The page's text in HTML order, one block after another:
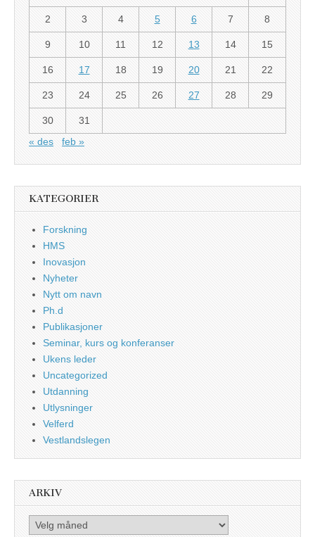
2 3 4 5 6 7 8
9 10 11 12 13 14 15
16 17 18 19 20 21 22
23 24 25 26 27 28 29
30
31
« des
feb »
KATEGORIER
Forskning
HMS
Inovasjon
Nyheter
Nytt om navn
Ph.d
Publikasjoner
Seminar, kurs og konferanser
Ukens leder
Uncategorized
Utdanning
Utlysninger
Velferd
Vestlandslegen
ARKIV
Arkiv